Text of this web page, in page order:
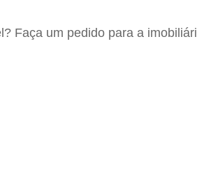
Faça um pedido para a